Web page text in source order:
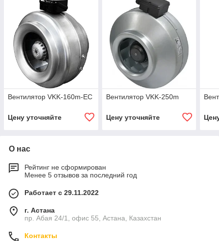
Вентилятор VKK-160m-EC
Цену уточняйте
Вентилятор VKK-250m
Цену уточняйте
О нас
Рейтинг не сформирован
Менее 5 отзывов за последний год
Работает с 29.11.2022
г. Астана
пр. Абая 24/1, офис 55, Астана, Казахстан
Контакты